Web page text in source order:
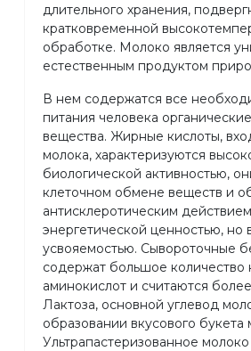
длительного хранения,
кратковременной
обработке. Молоко является
естественным продуктом
В нем содержатся все
питания человека
вещества. Жирные кислоты,
молока, характеризуются
биологической активностью,
клеточном обмене веществ и
антисклеротическим
энергетической ценностью, но
усвояемостью. Сывороточные
содержат большое количество
аминокислот и считаются
Лактоза, основной углевод
образовании вкусового букета
Ультрапастеризованное